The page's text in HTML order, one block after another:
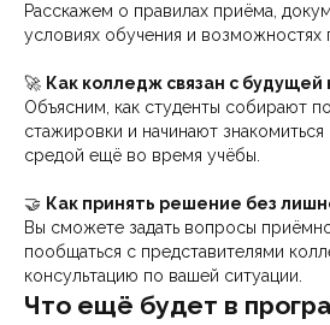
Расскажем о правилах приёма,
условиях обучения и возможностях
🚀 Как колледж связан с будущей
Объясним, как студенты собирают
стажировки и начинают
средой ещё во время учёбы.
🤝 Как принять решение без
Вы сможете задать вопросы
пообщаться с представителями
консультацию по вашей ситуации.
Что ещё будет в